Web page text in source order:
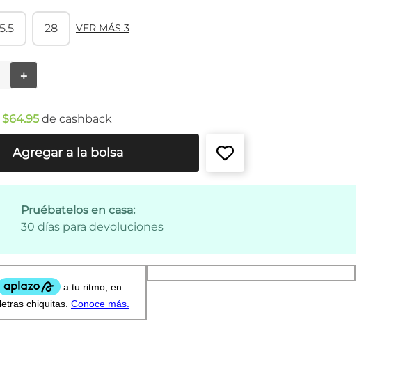
28 VER MÁS 3
＋
$64.95 de cashback
Agregar a la bolsa
Pruébatelos en casa:
30 días para devoluciones